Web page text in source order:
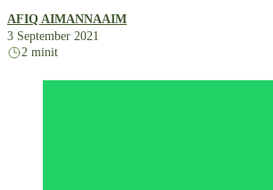
AFIQ AIMANNAAIM
3 September 2021
2 minit